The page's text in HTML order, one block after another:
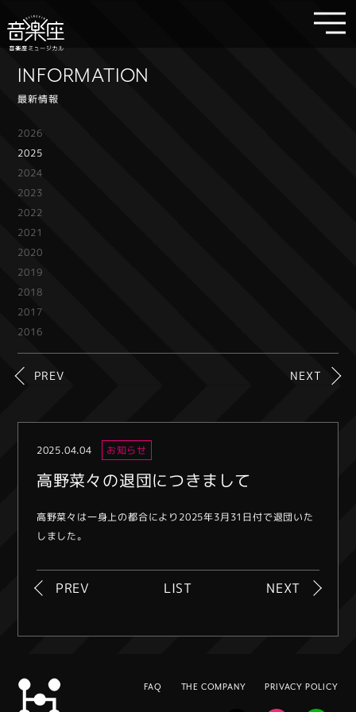
INFORMATION
最新情報
2026
2025
2024
2023
2022
2021
2020
2019
2018
2017
2016
PREV NEXT
2025.04.04 お知らせ
高野菜々の退団につきまして
高野菜々は一身上の都合により2025年3月31日付で退団いた
しました。
PREV LIST NEXT
FAQ THE COMPANY PRIVACY POLICY